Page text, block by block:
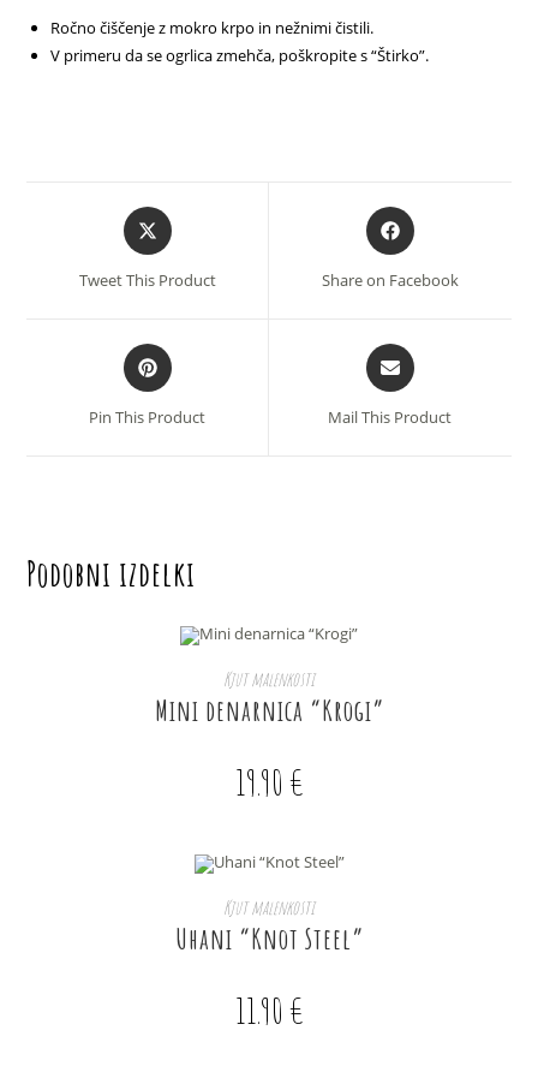
Ročno čiščenje z mokro krpo in nežnimi čistili.
V primeru da se ogrlica zmehča, poškropite s “Štirko”.
Opens
in
new
Tweet This Product
Opens
in
new
Share on Facebook
Opens
in
a
new
Pin This Product
Opens
in
a
new
Mail This Product
Podobni izdelki
DODAJ V KOŠARICO
Kjut malenkosti
Mini denarnica “Krogi”
19.90€
DODAJ V KOŠARICO
Kjut malenkosti
Uhani “Knot Steel”
11.90€